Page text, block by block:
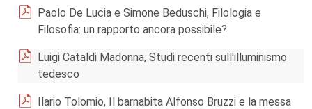
Paolo De Lucia e Simone Beduschi, Filologia e
Filosofia: un rapporto ancora possibile?
Luigi Cataldi Madonna, Studi recenti sull'illuminismo
tedesco
Ilario Tolomio, Il barnabita Alfonso Bruzzi e la messa